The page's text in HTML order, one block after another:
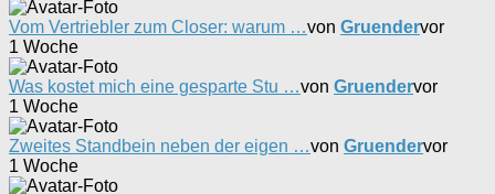
Vom Vertriebler zum Closer: warum …von Gruendervor
1 Woche
Was kostet mich eine gesparte Stu …von Gruendervor
1 Woche
Zweites Standbein neben der eigen …von Gruendervor
1 Woche